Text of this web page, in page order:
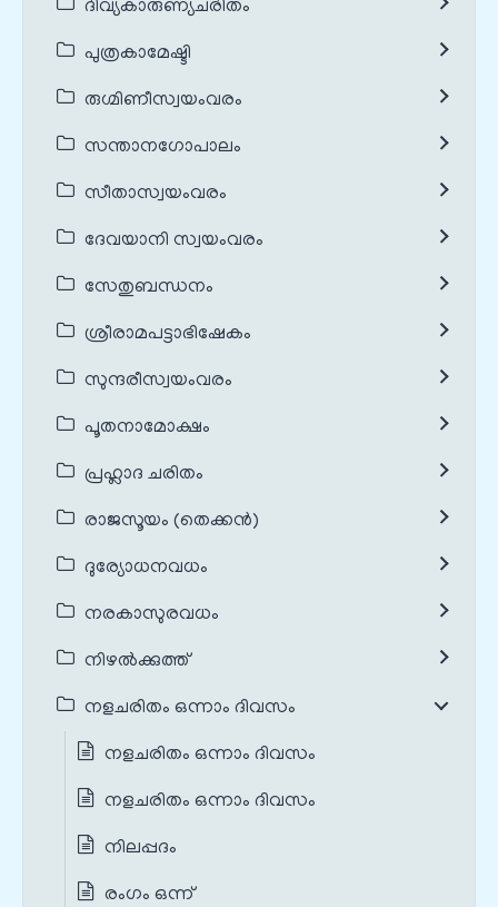
ദിവ്യകാരുണ്യചരിതം
പുത്രകാമേഷ്ടി
രുഗ്മിണീസ്വയംവരം
സന്താനഗോപാലം
സീതാസ്വയംവരം
ദേവയാനി സ്വയംവരം
സേതുബന്ധനം
ശ്രീരാമപട്ടാഭിഷേകം
സുന്ദരീസ്വയംവരം
പൂതനാമോക്ഷം
പ്രഹ്ലാദ ചരിതം
രാജസൂയം (തെക്കൻ)
ദുര്യോധനവധം
നരകാസുരവധം
നിഴൽക്കുത്ത്
നളചരിതം ഒന്നാം ദിവസം
നളചരിതം ഒന്നാം ദിവസം
നളചരിതം ഒന്നാം ദിവസം
നിലപ്പദം
രംഗം ഒന്ന്